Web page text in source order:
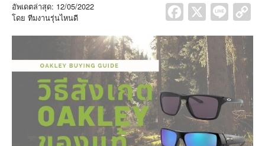
อัพเดตล่าสุด: 12/05/2022
โดย ทีมงานรุ่นไหนดี Facebook Line